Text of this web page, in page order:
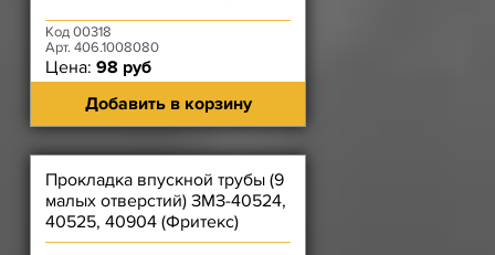
Код 00318
Арт. 406.1008080
Цена: 98 руб
Добавить в корзину
Прокладка впускной трубы (9
малых отверстий) ЗМЗ-40524,
40525, 40904 (Фритекс)
зеленая